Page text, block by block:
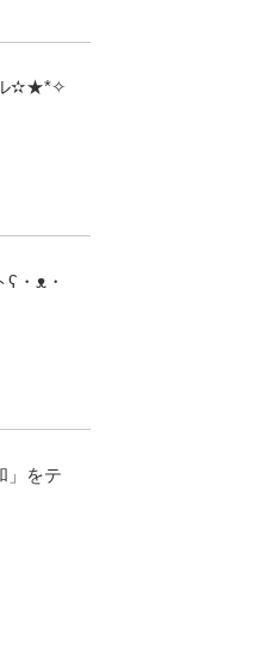
✫★*✧
・ᴥ・
」をテ